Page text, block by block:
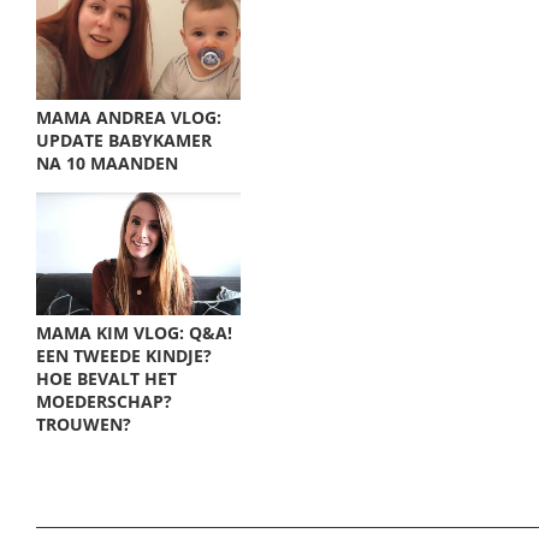
MAMA ANDREA VLOG:
UPDATE BABYKAMER
NA 10 MAANDEN
MAMA KIM VLOG: Q&A!
EEN TWEEDE KINDJE?
HOE BEVALT HET
MOEDERSCHAP?
TROUWEN?